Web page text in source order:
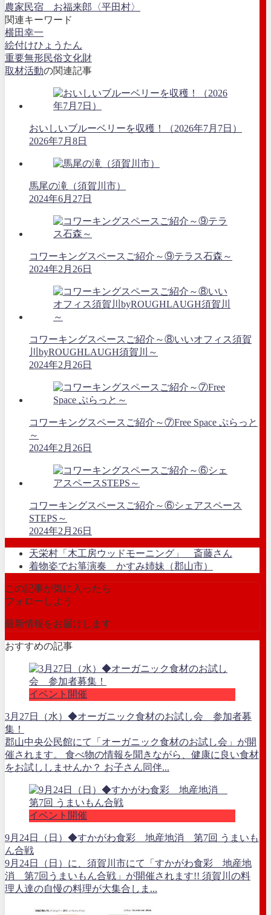
農家民宿 お福来郎〈平田村〉
関連キーワード
横田幸一
絵付けひょうたん
重要無形民俗文化財
取材活動の関連記事
おいしいブルーベリーを収穫！（2026年7月7日）
2026年7月8日
馬尾の滝（須賀川市）
2024年6月27日
コワーキングスペースご紹介～⑨テラス石森～
2024年2月26日
コワーキングスペースご紹介～⑧いいオフィス須賀
川byROUGHLAUGH須賀川～
2024年2月26日
コワーキングスペースご紹介～⑦Free Space ぷらっと
～
2024年2月26日
コワーキングスペースご紹介～⑥シェアスペース
STEPS～
2024年2月26日
天栄村「木工房ウッドモーニング」 斎藤さん
着物姿でお箏演奏 かすみ姉妹（郡山市）
この記事が気に入ったら
フォローしよう
最新情報をお届けします
おすすめの記事
イベント開催
3月27日（水）◆オーガニック食材のお試し会 参加者募
集！
郡山中央公民館にて「オーガニック食材のお試し会」が開
催されます。 食べ物の情報を聞きながら、健康に良い食材
をお試ししませんか？ お子さん同伴...
イベント開催
9月24日（日）◆すかがわ食彩 地産地消 第7回 うまいも
ん合戦
9月24日（日）に、須賀川市にて「すかがわ食彩 地産地
消 第7回うまいもん合戦」が開催されます!! 須賀川の料
理人達の自慢の料理が大集合しま...